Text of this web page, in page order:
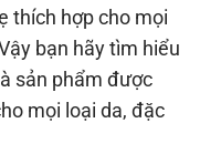
thích hợp cho mọi
bạn hãy tìm hiểu
sản phẩm được
mọi loại da, đặc